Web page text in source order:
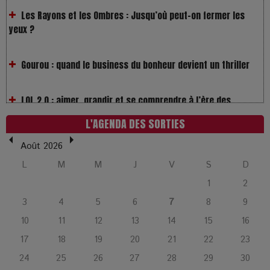
Gourou : quand le business du bonheur devient un thriller
LOL 2.0 : aimer, grandir et se comprendre à l’ère des
L’Affaire Bojarski : entre faux billets et vraie tragédie
L’or blanc à la croisée des chemins : Rumilly interroge
psychologique qui a conquis le monde !
La Condition : Sous le vernis de la bourgeoisie, la violence
L'AGENDA DES SORTIES
Août 2026
L
M M J V S
D
1
2
3
4 5 6 7 8
9
10
11 12 13 14 15
16
17
18 19 20 21 22
23
24
25 26 27 28 29
30